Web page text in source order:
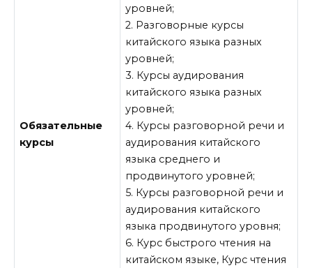
Обязательные
курсы
уровней;
2. Разговорные курсы
китайского языка разных
уровней;
3. Курсы аудирования
китайского языка разных
уровней;
4. Курсы разговорной речи и
аудирования китайского
языка среднего и
продвинутого уровней;
5. Курсы разговорной речи и
аудирования китайского
языка продвинутого уровня;
6. Курс быстрого чтения на
китайском языке, Курс чтения